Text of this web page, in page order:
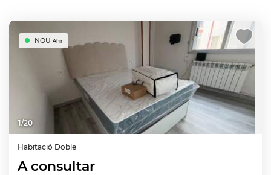
1/20
NOU Ahir
Habitació Doble
A consultar